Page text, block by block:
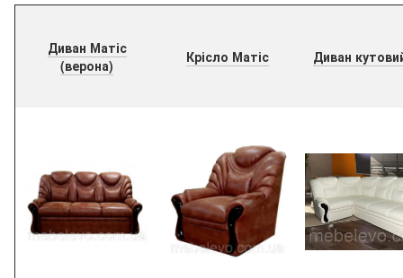
Диван Матіс
(верона)
Крісло Матіс Диван